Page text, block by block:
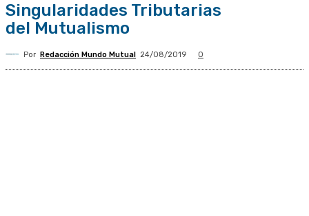
Singularidades Tributarias
del Mutualismo
Por Redacción Mundo Mutual 24/08/2019 0